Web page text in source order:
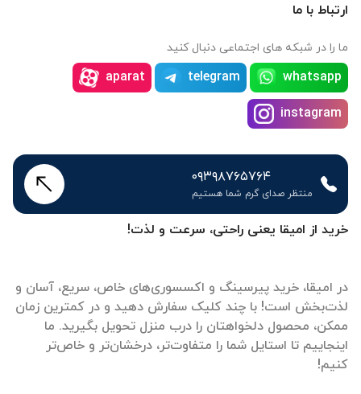
خرید از امیقا یعنی راحتی، سرعت و لذت!
در امیقا، خرید پیرسینگ و اکسسوری‌های خاص، سریع، آسان و
لذت‌بخش است! با چند کلیک سفارش دهید و در کمترین زمان
ممکن، محصول دلخواهتان را درب منزل تحویل بگیرید. ما
اینجاییم تا استایل شما را متفاوت‌تر، درخشان‌تر و خاص‌تر
ارتباط با ما
ما را در شبکه های اجتماعی دنبال کنید
whatsapp
telegram
aparat
instagram
۰۹۳۹۸۷۶۵۷۶۴
منتظر صدای گرم شما هستیم